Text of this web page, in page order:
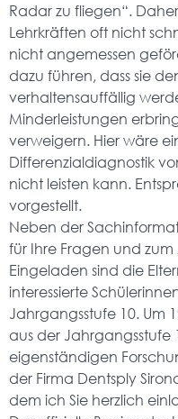
Radar zu fliegen“.
Lehrkräften oft nicht
nicht angemessen
dazu führen, dass sie
verhaltensauffällig
Minderleistungen
verweigern. Hier wäre
Differenzialdiagnostik
nicht leisten kann.
vorgestellt.
Neben der
für Ihre Fragen und zum
Eingeladen sind die
interessierte
Jahrgangsstufe 10. Um
aus der Jahrgangsstufe
eigenständigen
der Firma Dentsply
dem ich Sie herzlich